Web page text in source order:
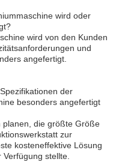
wird oder
wird von den Kunden
und
angefertigt.
der
besonders angefertigt
planen, die größte Größe
zur
kosteneffektive Lösung
stellte.